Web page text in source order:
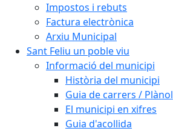
Impostos i rebuts
Factura electrònica
Arxiu Municipal
Sant Feliu un poble viu
Informació del municipi
Història del municipi
Guia de carrers / Plànol
El municipi en xifres
Guia d'acollida